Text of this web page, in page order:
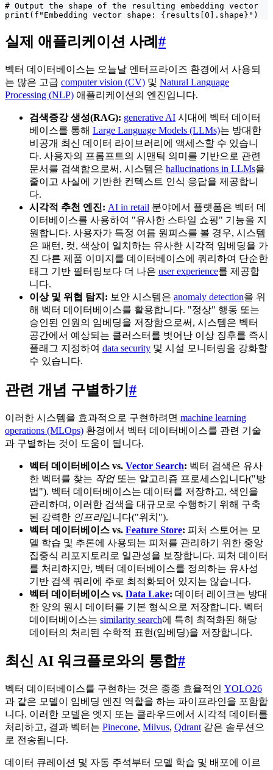
# Output the shape of the resulting embedding vector
print(f"Embedding vector shape: {results[0].shape}")
실제 애플리케이션 사례 #
벡터 데이터베이스는 오늘날 엔터프라이즈 환경에서 사용되
는 많은 고급 computer vision (CV) 및 Natural Language
Processing (NLP) 애플리케이션의 엔진입니다.
검색증강 생성(RAG): generative AI 시대에 벡터 데이터
베이스를 통해 Large Language Models (LLMs)는 방대한
비공개 최신 데이터 라이브러리에 액세스할 수 있습니
다. 사용자의 프롬프트의 시맨틱 의미를 기반으로 관련
문서를 검색함으로써, 시스템은 hallucinations in LLMs을
줄이고 사실에 기반한 컨텍스트 인식 응답을 제공합니
다.
시각적 추천 엔진: AI in retail 분야에서 플랫폼은 벡터 데
이터베이스를 사용하여 "유사한 스타일 쇼핑" 기능을 지
원합니다. 사용자가 특정 여름 원피스를 볼 경우, 시스템
은 패턴, 컷, 색상이 일치하는 유사한 시각적 임베딩을 가
진 다른 제품 이미지를 데이터베이스에 쿼리하여 단순한
태그 기반 필터링보다 더 나은 user experience를 제공합
니다.
이상 및 위협 탐지: 보안 시스템은 anomaly detection을 위
해 벡터 데이터베이스를 활용합니다. "정상" 행동 또는
승인된 인원의 임베딩을 저장함으로써, 시스템은 벡터
공간에서 예상되는 클러스터를 벗어난 이상 징후를 즉시
플래그 지정하여 data security 및 시설 모니터링을 강화할
수 있습니다.
관련 개념 구별하기 #
이러한 시스템을 효과적으로 구현하려면 machine learning
operations (MLOps) 환경에서 벡터 데이터베이스를 관련 기술
과 구별하는 것이 도움이 됩니다.
벡터 데이터베이스 vs. Vector Search: 벡터 검색은 유사
한 벡터를 찾는 작업또는 알고리즘 프로세스입니다("방
법"). 벡터 데이터베이스는 데이터를 저장하고, 색인을
관리하며, 이러한 검색을 대규모로 수행하기 위해 구축
된 강력한 인프라입니다("위치").
벡터 데이터베이스 vs. Feature Store: 피처 스토어는 모
델 학습 및 추론에 사용되는 피처를 관리하기 위한 중앙
집중식 리포지토리로 일관성을 보장합니다. 피처 데이터
를 처리하지만, 벡터 데이터베이스를 정의하는 유사성
기반 검색 쿼리에 주로 최적화되어 있지는 않습니다.
벡터 데이터베이스 vs. Data Lake: 데이터 레이크는 방대
한 양의 원시 데이터를 기본 형식으로 저장합니다. 벡터
데이터베이스는 similarity search에 특히 최적화된 해당
데이터의 처리된 수학적 표현(임베딩)을 저장합니다.
최신 AI 워크플로와의 통합#
벡터 데이터베이스를 구현하는 것은 종종 효율적인 YOLO26
과 같은 모델이 임베딩 엔진 역할을 하는 파이프라인을 포함합
니다. 이러한 모델은 엣지 또는 클라우드에서 시각적 데이터를
처리하고, 결과 벡터는 Pinecone, Milvus, Qdrant 같은 솔루션으
로 전송됩니다.
데이터 큐레이션 및 자동 주석부터 모델 학습 및 배포에 이르